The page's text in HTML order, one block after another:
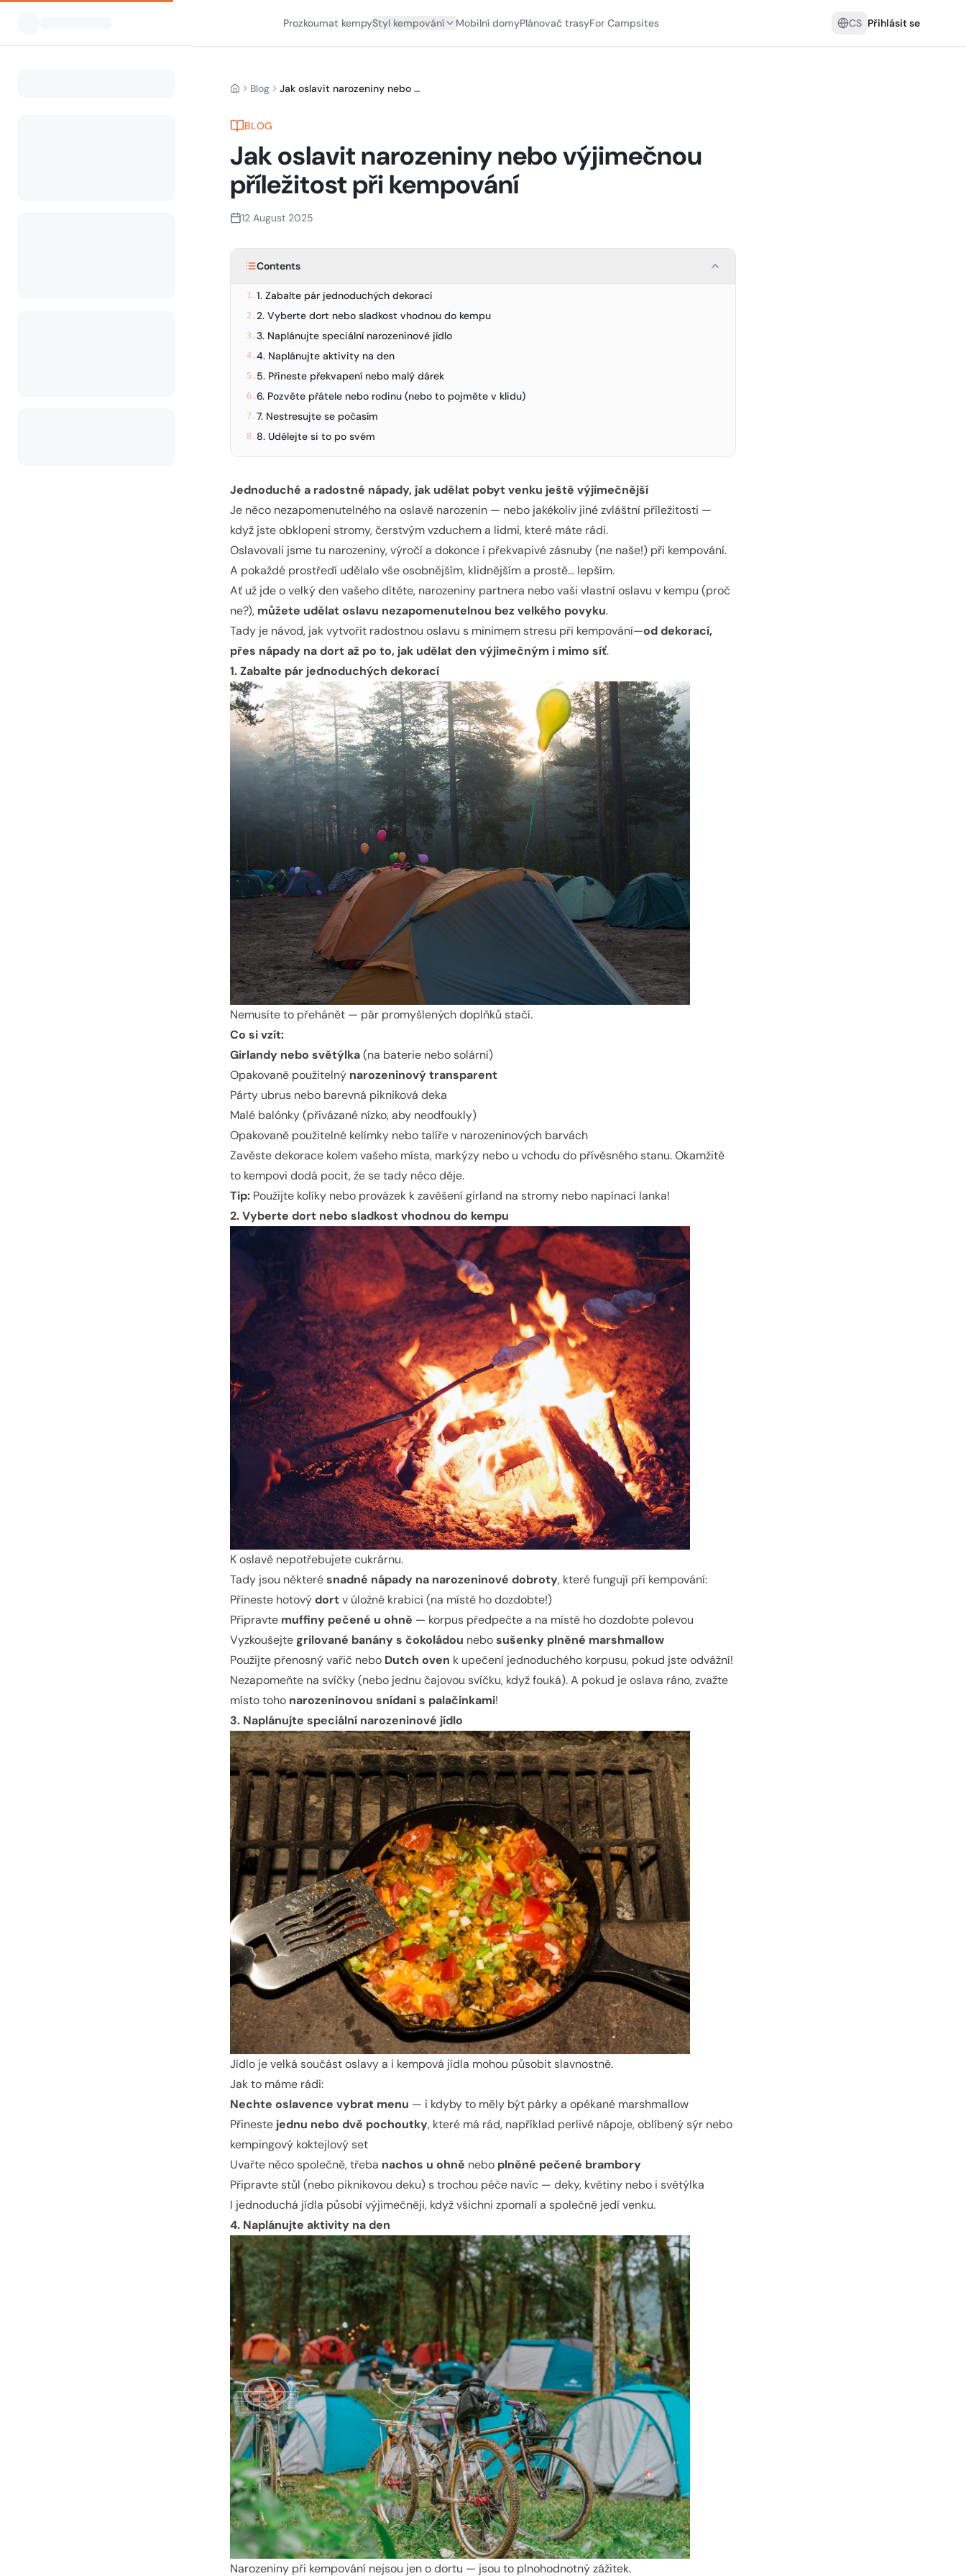
Prozkoumat kempyStyl kempování Mobilní domyPlánovač trasyFor Campsites CS Přihlásit se
HomeBlog Jak oslavit narozeniny nebo výjimečnou příležitost při kempování
BLOG
Jak oslavit narozeniny nebo výjimečnou
příležitost při kempování
12 August 2025
Contents
1.1. Zabalte pár jednoduchých dekorací
2.2. Vyberte dort nebo sladkost vhodnou do kempu
3.3. Naplánujte speciální narozeninové jídlo
4.4. Naplánujte aktivity na den
5. 5. Přineste překvapení nebo malý dárek
6.6. Pozvěte přátele nebo rodinu (nebo to pojměte v klidu)
7.7. Nestresujte se počasím
8. 8. Udělejte si to po svém
Jednoduché a radostné nápady, jak udělat pobyt venku ještě výjimečnější
Je něco nezapomenutelného na oslavě narozenin — nebo jakékoliv jiné zvláštní příležitosti —
když jste obklopeni stromy, čerstvým vzduchem a lidmi, které máte rádi.
Oslavovali jsme tu narozeniny, výročí a dokonce i překvapivé zásnuby (ne naše!) při kempování.
A pokaždé prostředí udělalo vše osobnějším, klidnějším a prostě… lepším.
Ať už jde o velký den vašeho dítěte, narozeniny partnera nebo vaši vlastní oslavu v kempu (proč
ne?), můžete udělat oslavu nezapomenutelnou bez velkého povyku.
Tady je návod, jak vytvořit radostnou oslavu s minimem stresu při kempování—od dekorací,
přes nápady na dort až po to, jak udělat den výjimečným i mimo síť.
1. Zabalte pár jednoduchých dekorací
Nemusíte to přehánět — pár promyšlených doplňků stačí.
Co si vzít:
Girlandy nebo světýlka(na baterie nebo solární)
Opakovaně použitelný narozeninový transparent
Párty ubrus nebo barevná pikniková deka
Malé balónky (přivázané nízko, aby neodfoukly)
Opakovaně použitelné kelímky nebo talíře v narozeninových barvách
Zavěste dekorace kolem vašeho místa, markýzy nebo u vchodu do přívěsného stanu. Okamžitě
to kempovi dodá pocit, že se tady něco děje.
Tip: Použijte kolíky nebo provázek k zavěšení girland na stromy nebo napínací lanka!
2. Vyberte dort nebo sladkost vhodnou do kempu
K oslavě nepotřebujete cukrárnu.
Tady jsou některésnadné nápady na narozeninové dobroty, které fungují při kempování:
Přineste hotovýdortv úložné krabici (na místě ho dozdobte!)
Připravte muffiny pečené u ohně — korpus předpečte a na místě ho dozdobte polevou
Vyzkoušejtegrilované banány s čokoládou nebosušenky plněné marshmallow
Použijte přenosný vařič nebo Dutch oven k upečení jednoduchého korpusu, pokud jste odvážní!
Nezapomeňte na svíčky (nebo jednu čajovou svíčku, když fouká). A pokud je oslava ráno, zvažte
místo toho narozeninovou snídani s palačinkami!
3. Naplánujte speciální narozeninové jídlo
Jídlo je velká součást oslavy a i kempová jídla mohou působit slavnostně.
Jak to máme rádi:
Nechte oslavence vybrat menu — i kdyby to měly být párky a opékané marshmallow
Přineste jednu nebo dvě pochoutky, které má rád, například perlivé nápoje, oblíbený sýr nebo
kempingový koktejlový set
Uvařte něco společně, třeba nachos u ohně nebo plněné pečené brambory
Připravte stůl (nebo piknikovou deku) s trochou péče navíc — deky, květiny nebo i světýlka
I jednoduchá jídla působí výjimečněji, když všichni zpomalí a společně jedí venku.
4. Naplánujte aktivity na den
Narozeniny při kempování nejsou jen o dortu — jsou to plnohodnotný zážitek.